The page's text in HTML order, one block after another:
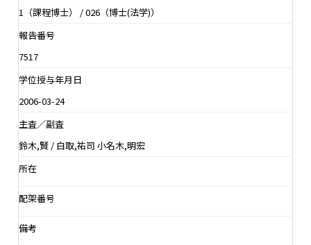
1（課程博士） / 026（博士(法学)）
報告番号
7517
学位授与年月日
2006-03-24
主査／副査
鈴木,賢 / 白取,祐司 小名木,明宏
所在
配架番号
備考